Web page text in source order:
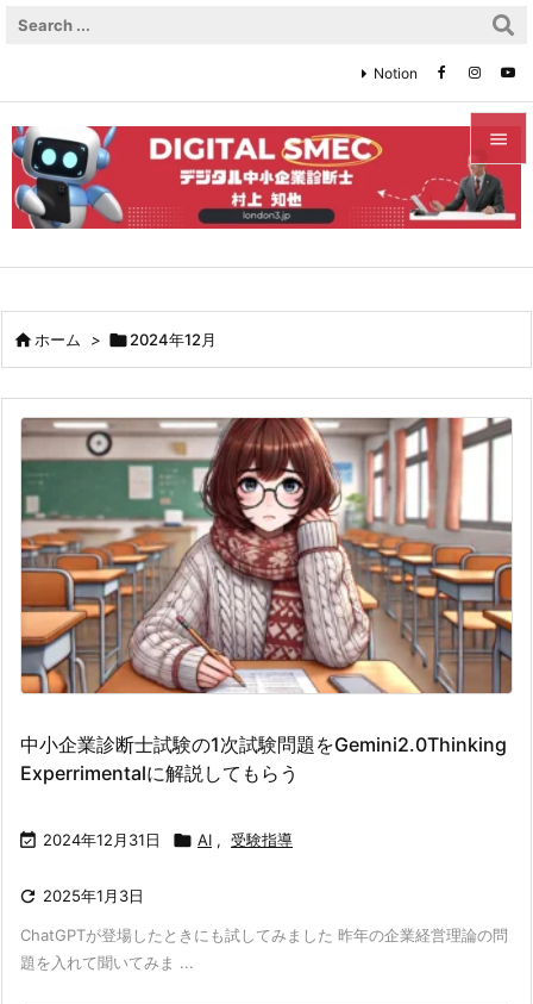


メニュ


次へ

Notion
ホーム > 2024年12月
中小企業診断士試験の1次試験問題をGemini2.0Thinking
Experrimentalに解説してもらう
 2024年12月31日  AI , 受験指導
 2025年1月3日
ChatGPTが登場したときにも試してみました 昨年の企業経営理論の問
題を入れて聞いてみま ...